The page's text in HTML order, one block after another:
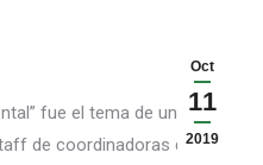
Oct
11
2019
fue el tema de una
de coordinadoras de las